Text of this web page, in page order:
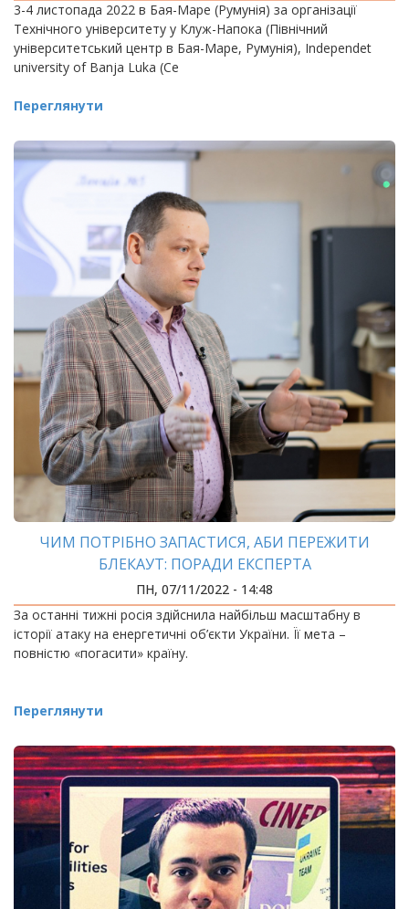
3-4 листопада 2022 в Бая-Маре (Румунія) за організації
Технічного університету у Клуж-Напока (Північний
університетський центр в Бая-Маре, Румунія), Independet
university of Banja Luka (Се
Переглянути
ЧИМ ПОТРІБНО ЗАПАСТИСЯ, АБИ ПЕРЕЖИТИ
БЛЕКАУТ: ПОРАДИ ЕКСПЕРТА
ПН, 07/11/2022 - 14:48
За останні тижні росія здійснила найбільш масштабну в
історії атаку на енергетичні об’єкти України. Її мета –
повністю «погасити» країну.
Переглянути